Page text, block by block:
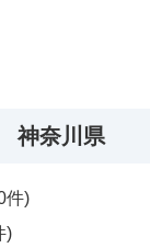
神奈川県
件)
)